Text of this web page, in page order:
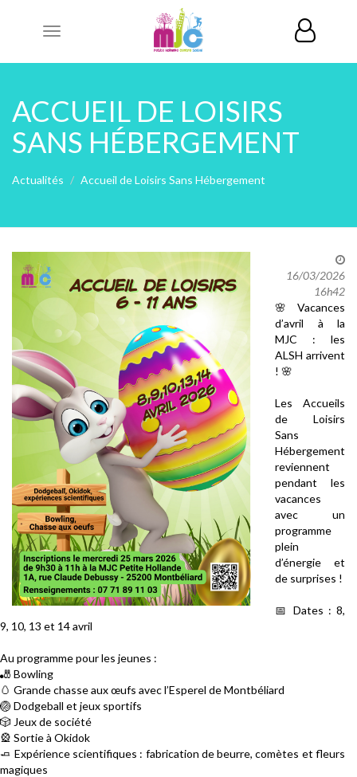
Toggle
ACCUEIL DE LOISIRS
SANS HÉBERGEMENT
Actualités Accueil de Loisirs Sans Hébergement
16/03/2026
16h42
🌸
Vacances
d’avril à la
MJC : les
ALSH arrivent
! 🌸
Les Accueils
de Loisirs
Sans
Hébergement
reviennent
pendant les
vacances
avec un
programme
plein
d’énergie et
de surprises !
📅 Dates : 8,
9, 10, 13 et 14 avril
Au programme pour les jeunes :
🎳Bowling
🥚 Grande chasse aux œufs avec l’Esperel de Montbéliard
🏐Dodgeball et jeux sportifs
🎲 Jeux de société
🎡 Sortie à Okidok
🧈 Expérience scientifiques : fabrication de beurre, comètes et fleurs
magiques